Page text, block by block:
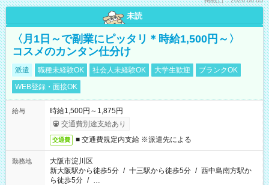
未読
〈月1日～で副業にピッタリ＊時給1,500円～〉
コスメのカンタン仕分け
派遣 職種未経験OK 社会人未経験OK 大学生歓迎
ブランクOK
WEB登録・面接OK
給与
時給1,500円～1,875円
交通費別途支給あり
交通費 ■ 交通費規定内支給 ※派遣先による
勤務地
大阪市淀川区
新大阪駅から徒歩5分 / 十三駅から徒歩5分 / 西中島南方駅か
ら徒歩5分 / …